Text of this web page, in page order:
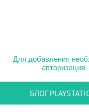
Для добавления
авторизация
БЛОГ